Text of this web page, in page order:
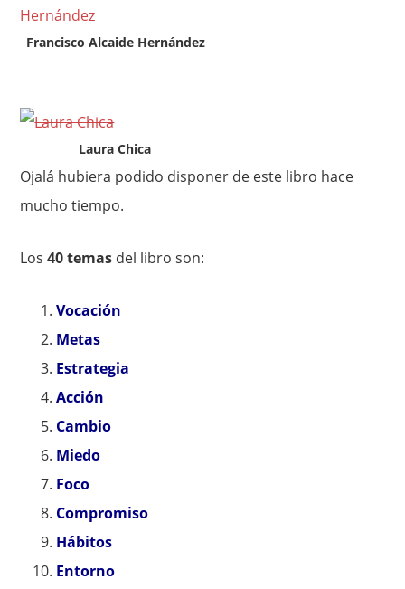
Francisco Alcaide Hernández
Laura Chica
Ojalá hubiera podido disponer de este libro hace
mucho tiempo.
Los40 temas del libro son:
Vocación
Metas
Estrategia
Acción
Cambio
Miedo
Foco
Compromiso
Hábitos
Entorno